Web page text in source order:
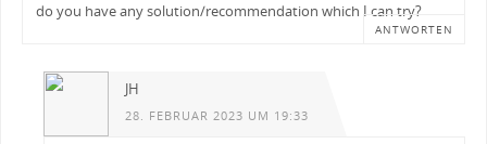
do you have any solution/recommendation which I can try?
ANTWORTEN
JH
28. FEBRUAR 2023 UM 19:33